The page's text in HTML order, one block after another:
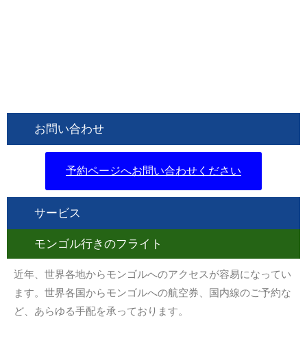
お問い合わせ
予約ページへお問い合わせください
サービス
モンゴル行きのフライト
近年、世界各地からモンゴルへのアクセスが容易になってい
ます。世界各国からモンゴルへの航空券、国内線のご予約な
ど、あらゆる手配を承っております。